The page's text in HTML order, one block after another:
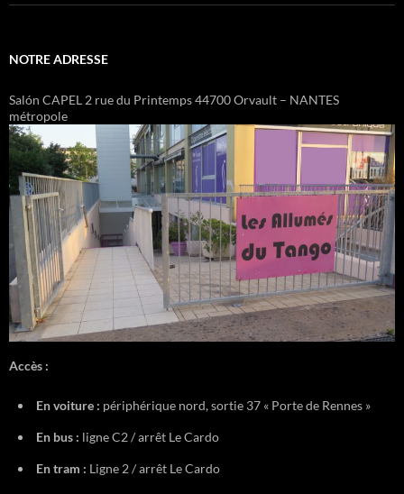
NOTRE ADRESSE
Salón CAPEL 2 rue du Printemps 44700 Orvault – NANTES
métropole
Accès :
En voiture : périphérique nord, sortie 37 « Porte de Rennes »
En bus : ligne C2 / arrêt Le Cardo
En tram : Ligne 2 / arrêt Le Cardo